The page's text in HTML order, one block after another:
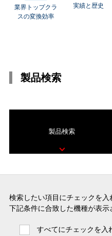
業界トップクラ
スの変換効率
実績と歴史
製品検索
製品検索
検索したい項目にチェックを入
下記条件に合致した機種が表示
すべてにチェックを入